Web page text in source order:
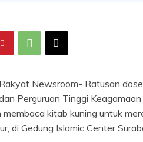
Newsroom- Ratusan
Perguruan Tinggi
membaca kitab kuning untuk
di Gedung Islamic Center